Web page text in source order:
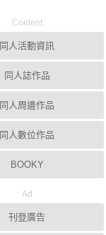
Content
同人活動資訊
同人誌作品
同人周邊作品
同人數位作品
BOOKY
Ad
刊登廣告